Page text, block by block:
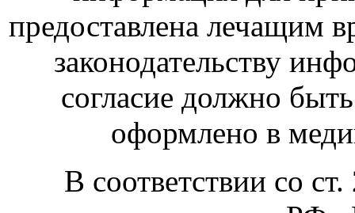
предоставлена лечащим
законодательству
согласие должно
оформлено в
В соответствии со